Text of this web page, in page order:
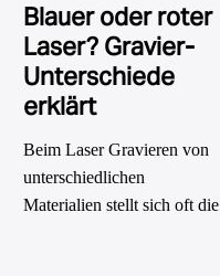
Blauer oder roter
Laser? Gravier-
Unterschiede
erklärt
Beim Laser Gravieren von
unterschiedlichen
Materialien stellt sich oft die